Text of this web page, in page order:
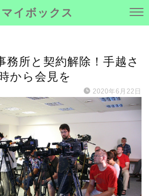
マイボックス
務所と契約解除！手越さ
から会見を
2020年6月22日